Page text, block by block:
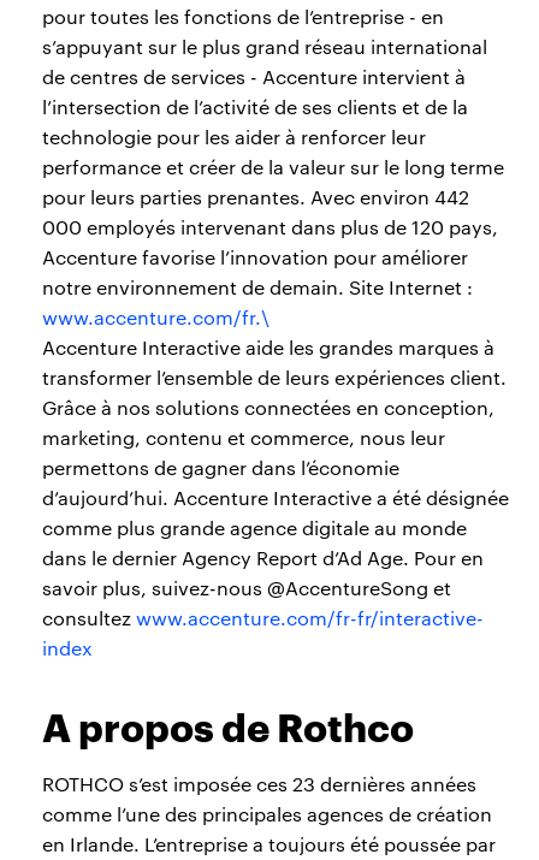
pour toutes les fonctions de l’entreprise - en
s’appuyant sur le plus grand réseau international
de centres de services - Accenture intervient à
l’intersection de l’activité de ses clients et de la
technologie pour les aider à renforcer leur
performance et créer de la valeur sur le long terme
pour leurs parties prenantes. Avec environ 442
000 employés intervenant dans plus de 120 pays,
Accenture favorise l’innovation pour améliorer
notre environnement de demain. Site Internet :
www.accenture.com/fr.\
Accenture Interactive aide les grandes marques à
transformer l’ensemble de leurs expériences client.
Grâce à nos solutions connectées en conception,
marketing, contenu et commerce, nous leur
permettons de gagner dans l’économie
d’aujourd’hui. Accenture Interactive a été désignée
comme plus grande agence digitale au monde
dans le dernier Agency Report d’Ad Age. Pour en
savoir plus, suivez-nous @AccentureSong et
consultezwww.accenture.com/fr-fr/interactive-
index
A propos de Rothco
ROTHCO s’est imposée ces 23 dernières années
comme l’une des principales agences de création
en Irlande. L’entreprise a toujours été poussée par